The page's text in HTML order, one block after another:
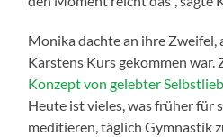
Monika dachte an ihre Zweifel,
Karstens Kurs gekommen war.
Konzept von gelebter
Heute ist vieles, was früher für
meditieren, täglich Gymnastik